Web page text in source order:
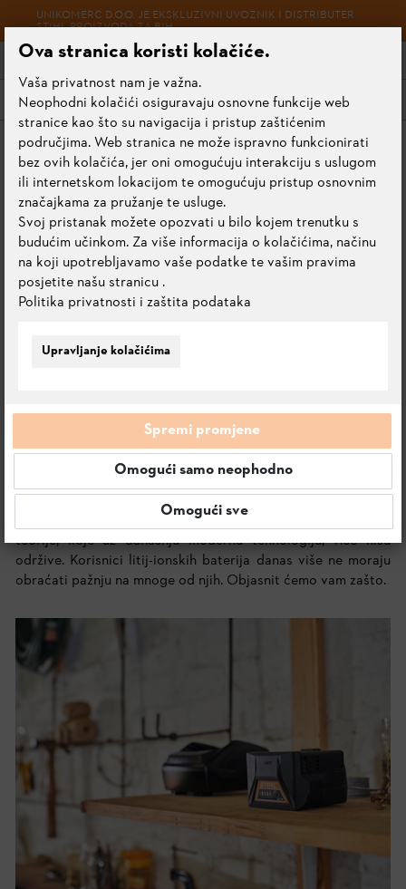
UNIKOMERC D.O.O. JE EKSKLUZIVNI UVOZNIK I DISTRIBUTER
STIHL PROIZVODA ZA BIH
Meni
Početna stranica
Praktični savjeti
Tehnologija rada i održavanja uređaja
Održavanje Akumulatorskih uređaja
ODRŽAVANJE
AKUMULATORSKIH
UREĐAJA
SVE O AKUMULATORSKIM BATERIJAMA:
PUNJENJE, SKLADIŠTENJE I VIŠE
O akumulatorskim baterijama još i danas postoje brojne
teorije, koje uz današnju modernu tehnologiju, više nisu
održive. Korisnici litij-ionskih baterija danas više ne moraju
obraćati pažnju na mnoge od njih. Objasnit ćemo vam zašto.
Upravljanje kolačićima
Ova stranica koristi kolačiće.
Vaša privatnost nam je važna.
Neophodni kolačići osiguravaju osnovne funkcije web
stranice kao što su navigacija i pristup zaštićenim
područjima. Web stranica ne može ispravno funkcionirati
bez ovih kolačića, jer oni omogućuju interakciju s uslugom
ili internetskom lokacijom te omogućuju pristup osnovnim
značajkama za pružanje te usluge.
Svoj pristanak možete opozvati u bilo kojem trenutku s
budućim učinkom. Za više informacija o kolačićima, načinu
na koji upotrebljavamo vaše podatke te vašim pravima
posjetite našu stranicu
Politika privatnosti i zaštita podataka
.
Spremi promjene
Omogući samo neophodno
Omogući sve